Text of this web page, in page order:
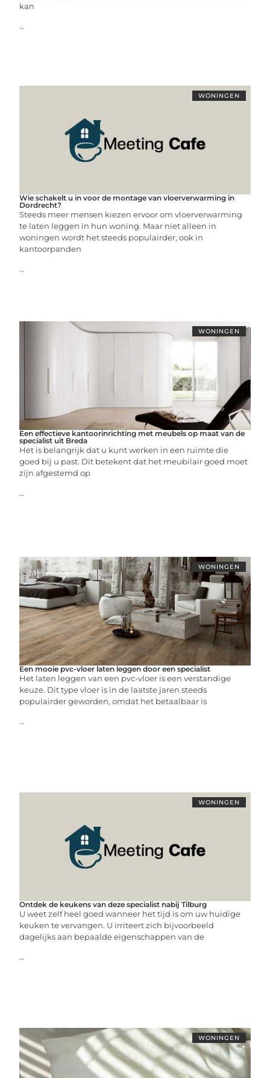
kan
...
WONINGEN
Wie schakelt u in voor de montage van vloerverwarming in
Dordrecht?
Steeds meer mensen kiezen ervoor om vloerverwarming
te laten leggen in hun woning. Maar niet alleen in
woningen wordt het steeds populairder, ook in
kantoorpanden
...
WONINGEN
Een effectieve kantoorinrichting met meubels op maat van de
specialist uit Breda
Het is belangrijk dat u kunt werken in een ruimte die
goed bij u past. Dit betekent dat het meubilair goed moet
zijn afgestemd op
...
WONINGEN
Een mooie pvc-vloer laten leggen door een specialist
Het laten leggen van een pvc-vloer is een verstandige
keuze. Dit type vloer is in de laatste jaren steeds
populairder geworden, omdat het betaalbaar is
...
WONINGEN
Ontdek de keukens van deze specialist nabij Tilburg
U weet zelf heel goed wanneer het tijd is om uw huidige
keuken te vervangen. U irriteert zich bijvoorbeeld
dagelijks aan bepaalde eigenschappen van de
...
WONINGEN